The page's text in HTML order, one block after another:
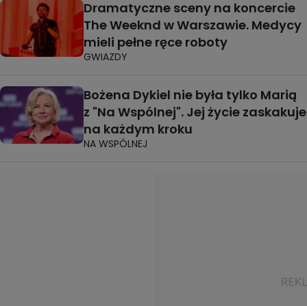
Dramatyczne sceny na koncercie
The Weeknd w Warszawie. Medycy
mieli pełne ręce roboty
GWIAZDY
Bożena Dykiel nie była tylko Marią
z "Na Wspólnej". Jej życie zaskakuje
na każdym kroku
NA WSPÓLNEJ